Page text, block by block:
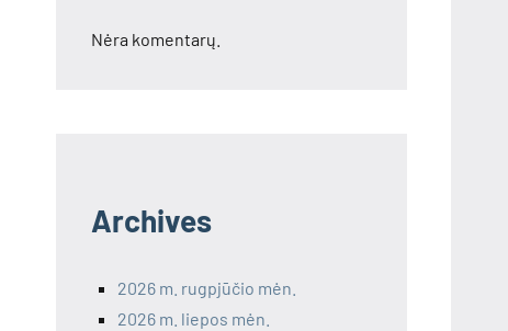
Nėra komentarų.
Archives
2026 m. rugpjūčio mėn.
2026 m. liepos mėn.